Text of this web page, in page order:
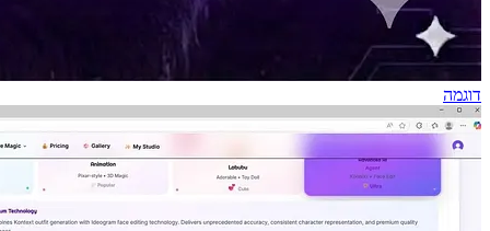
דוגמה